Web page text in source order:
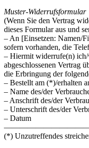
Muster-Widerrufsformular
(Wenn Sie den Vertrag
dieses Formular aus und
– An [Einsetzen: Namen/
sofern vorhanden, die
– Hiermit widerrufe(n)
abgeschlossenen Vertrag
die Erbringung der
– Bestellt am (*)/erhalten
– Name des/der
– Anschrift des/der
– Unterschrift des/der
– Datum
(*) Unzutreffendes